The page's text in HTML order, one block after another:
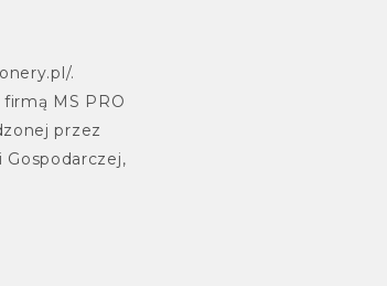
.
MS PRO
przez
Gospodarczej,